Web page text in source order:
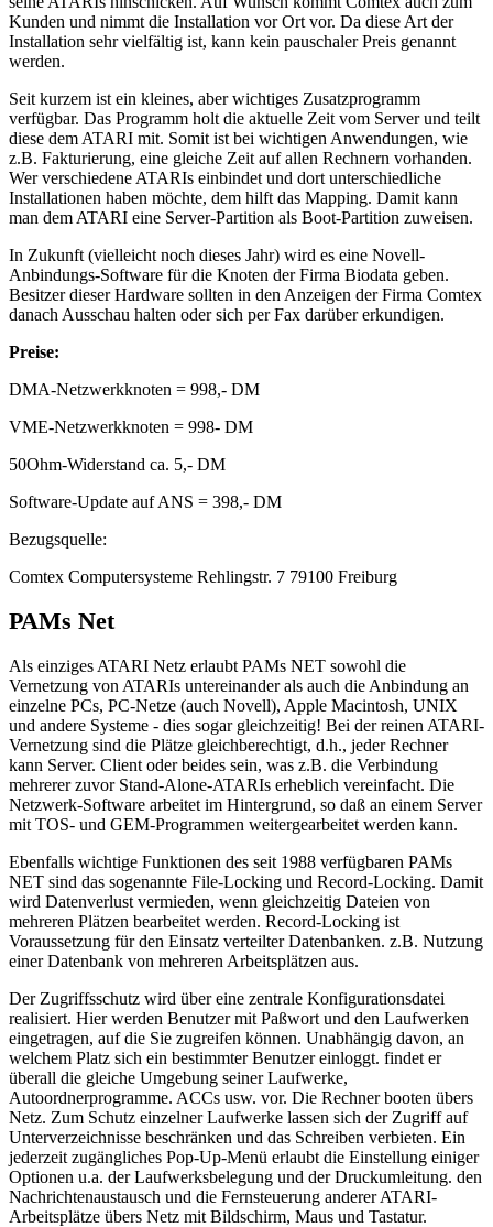
Kunden und nimmt die Installation vor Ort vor. Da diese Art der
Installation sehr vielfältig ist, kann kein pauschaler Preis genannt
werden.
Seit kurzem ist ein kleines, aber wichtiges Zusatzprogramm
verfügbar. Das Programm holt die aktuelle Zeit vom Server und teilt
diese dem ATARI mit. Somit ist bei wichtigen Anwendungen, wie
z.B. Fakturierung, eine gleiche Zeit auf allen Rechnern vorhanden.
Wer verschiedene ATARIs einbindet und dort unterschiedliche
Installationen haben möchte, dem hilft das Mapping. Damit kann
man dem ATARI eine Server-Partition als Boot-Partition zuweisen.
In Zukunft (vielleicht noch dieses Jahr) wird es eine Novell-
Anbindungs-Software für die Knoten der Firma Biodata geben.
Besitzer dieser Hardware sollten in den Anzeigen der Firma Comtex
danach Ausschau halten oder sich per Fax darüber erkundigen.
Preise:
DMA-Netzwerkknoten = 998,- DM
VME-Netzwerkknoten = 998- DM
50Ohm-Widerstand ca. 5,- DM
Software-Update auf ANS = 398,- DM
Bezugsquelle:
Comtex Computersysteme Rehlingstr. 7 79100 Freiburg
PAMs Net
Als einziges ATARI Netz erlaubt PAMs NET sowohl die
Vernetzung von ATARIs untereinander als auch die Anbindung an
einzelne PCs, PC-Netze (auch Novell), Apple Macintosh, UNIX
und andere Systeme - dies sogar gleichzeitig! Bei der reinen ATARI-
Vernetzung sind die Plätze gleichberechtigt, d.h., jeder Rechner
kann Server. Client oder beides sein, was z.B. die Verbindung
mehrerer zuvor Stand-Alone-ATARIs erheblich vereinfacht. Die
Netzwerk-Software arbeitet im Hintergrund, so daß an einem Server
mit TOS- und GEM-Programmen weitergearbeitet werden kann.
Ebenfalls wichtige Funktionen des seit 1988 verfügbaren PAMs
NET sind das sogenannte File-Locking und Record-Locking. Damit
wird Datenverlust vermieden, wenn gleichzeitig Dateien von
mehreren Plätzen bearbeitet werden. Record-Locking ist
Voraussetzung für den Einsatz verteilter Datenbanken. z.B. Nutzung
einer Datenbank von mehreren Arbeitsplätzen aus.
Der Zugriffsschutz wird über eine zentrale Konfigurationsdatei
realisiert. Hier werden Benutzer mit Paßwort und den Laufwerken
eingetragen, auf die Sie zugreifen können. Unabhängig davon, an
welchem Platz sich ein bestimmter Benutzer einloggt. findet er
überall die gleiche Umgebung seiner Laufwerke,
Autoordnerprogramme. ACCs usw. vor. Die Rechner booten übers
Netz. Zum Schutz einzelner Laufwerke lassen sich der Zugriff auf
Unterverzeichnisse beschränken und das Schreiben verbieten. Ein
jederzeit zugängliches Pop-Up-Menü erlaubt die Einstellung einiger
Optionen u.a. der Laufwerksbelegung und der Druckumleitung. den
Nachrichtenaustausch und die Fernsteuerung anderer ATARI-
Arbeitsplätze übers Netz mit Bildschirm, Maus und Tastatur.